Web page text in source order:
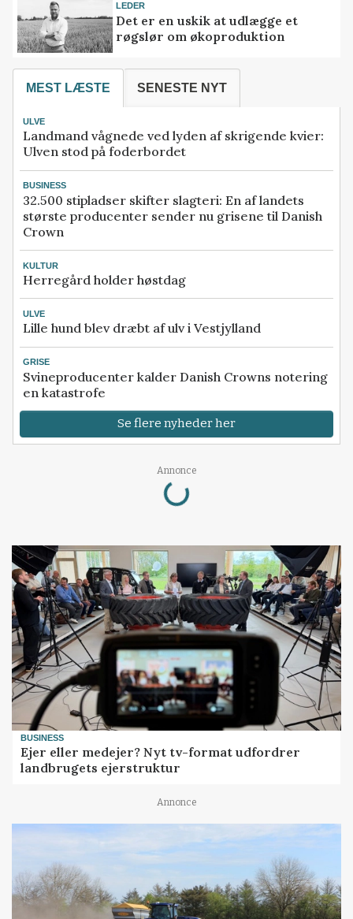
LEDER
Det er en uskik at udlægge et
røgslør om økoproduktion
MEST LÆSTE SENESTE NYT
ULVE
Landmand vågnede ved lyden af skrigende kvier:
Ulven stod på foderbordet
BUSINESS
32.500 stipladser skifter slagteri: En af landets
største producenter sender nu grisene til Danish
Crown
KULTUR
Herregård holder høstdag
ULVE
Lille hund blev dræbt af ulv i Vestjylland
GRISE
Svineproducenter kalder Danish Crowns notering
en katastrofe
Se flere nyheder her
Annonce
Loading...
BUSINESS
Ejer eller medejer? Nyt tv-format udfordrer
landbrugets ejerstruktur
Annonce